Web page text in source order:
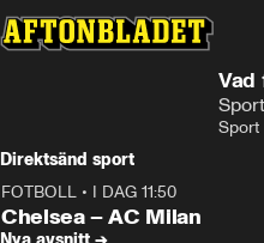
Vad
Sport
Sport
Direktsänd sport
Plus
FOTBOLL • I DAG 11:50
Chelsea – AC Milan